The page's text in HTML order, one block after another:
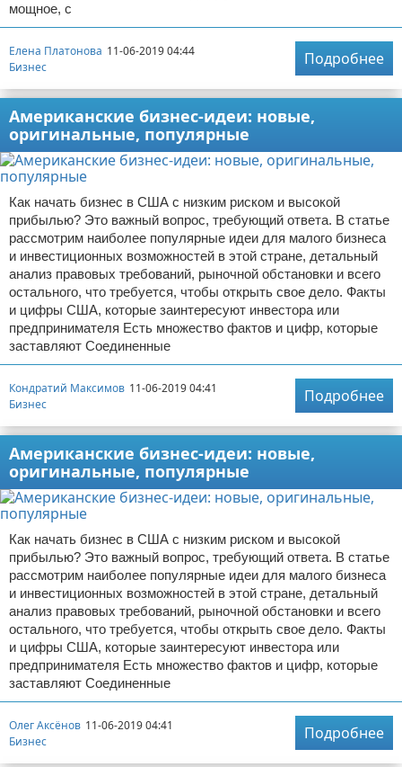
мощное, с
Елена Платонова 11-06-2019 04:44
Бизнес
Подробнее
Американские бизнес-идеи: новые,
оригинальные, популярные
Как начать бизнес в США с низким риском и высокой
прибылью? Это важный вопрос, требующий ответа. В статье
рассмотрим наиболее популярные идеи для малого бизнеса
и инвестиционных возможностей в этой стране, детальный
анализ правовых требований, рыночной обстановки и всего
остального, что требуется, чтобы открыть свое дело. Факты
и цифры США, которые заинтересуют инвестора или
предпринимателя Есть множество фактов и цифр, которые
заставляют Соединенные
Кондратий Максимов 11-06-2019 04:41
Бизнес
Подробнее
Американские бизнес-идеи: новые,
оригинальные, популярные
Как начать бизнес в США с низким риском и высокой
прибылью? Это важный вопрос, требующий ответа. В статье
рассмотрим наиболее популярные идеи для малого бизнеса
и инвестиционных возможностей в этой стране, детальный
анализ правовых требований, рыночной обстановки и всего
остального, что требуется, чтобы открыть свое дело. Факты
и цифры США, которые заинтересуют инвестора или
предпринимателя Есть множество фактов и цифр, которые
заставляют Соединенные
Олег Аксёнов 11-06-2019 04:41
Бизнес
Подробнее